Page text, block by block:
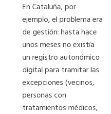
En Cataluña, por
ejemplo, el problema era
de gestión: hasta hace
unos meses no existía
un registro autonómico
digital para tramitar las
excepciones (vecinos,
personas con
tratamientos médicos,